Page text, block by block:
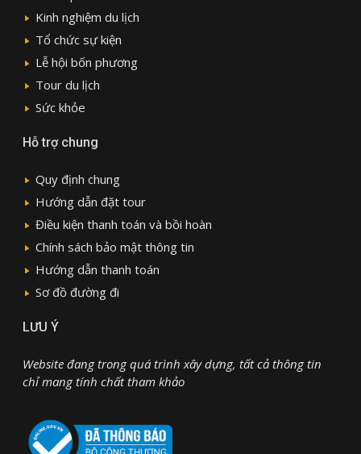
Kinh nghiệm du lịch
Tổ chức sự kiện
Lễ hội bốn phương
Tour du lịch
Sức khỏe
Hỗ trợ chung
Quy định chung
Hướng dẫn đặt tour
Điều kiện thanh toán và bồi hoàn
Chính sách bảo mật thông tin
Hướng dẫn thanh toán
Sơ đồ đường đi
LƯU Ý
Website đang trong quá trình xây dựng, tất cả thông tin
chỉ mang tính chất tham khảo